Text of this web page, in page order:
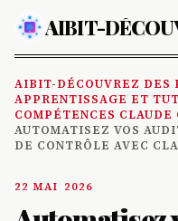
AIBIT-DÉCOUVREZ DES
APPRENTISSAGE ET
COMPÉTENCES CLAUDE
AUTOMATISEZ VOS
DE CONTRÔLE AVEC
22 MAI 2026